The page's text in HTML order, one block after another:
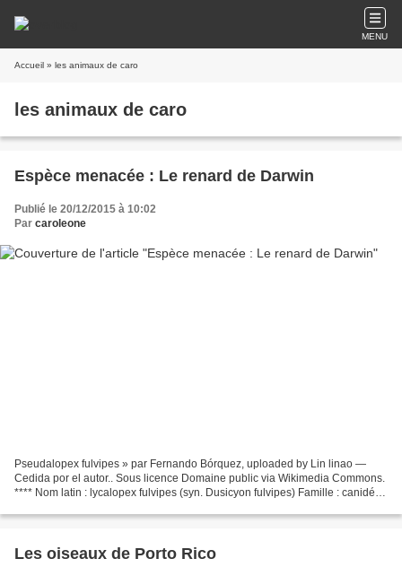
MENU
Accueil » les animaux de caro
les animaux de caro
Espèce menacée : Le renard de Darwin
Publié le 20/12/2015 à 10:02
Par caroleone
Pseudalopex fulvipes » par Fernando Bórquez, uploaded by Lin linao —
Cedida por el autor.. Sous licence Domaine public via Wikimedia Commons.
**** Nom latin : lycalopex fulvipes (syn. Dusicyon fulvipes) Famille : canidés
Les oiseaux de Porto Rico